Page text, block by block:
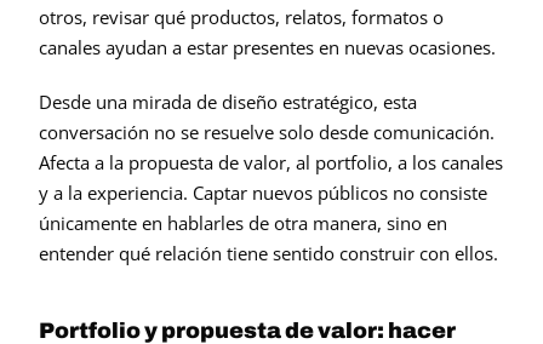
otros, revisar qué productos, relatos, formatos o
canales ayudan a estar presentes en nuevas ocasiones.
Desde una mirada de diseño estratégico, esta
conversación no se resuelve solo desde comunicación.
Afecta a la propuesta de valor, al portfolio, a los canales
y a la experiencia. Captar nuevos públicos no consiste
únicamente en hablarles de otra manera, sino en
entender qué relación tiene sentido construir con ellos.
Portfolio y propuesta de valor: hacer